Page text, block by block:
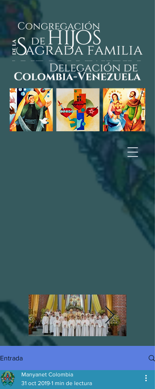
Entrada
Manyanet Colombia
31 oct 2019 1 min de lectura